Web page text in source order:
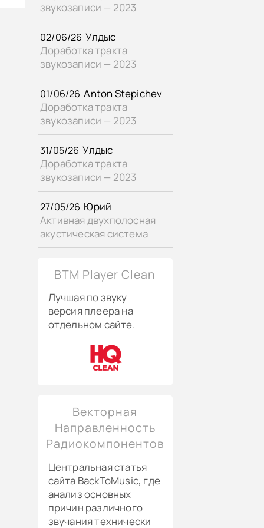
звукозаписи — 2023
02/06/26 Улдыс
Доработка тракта
звукозаписи — 2023
01/06/26 Anton Stepichev
Доработка тракта
звукозаписи — 2023
31/05/26 Улдыс
Доработка тракта
звукозаписи — 2023
27/05/26 Юрий
Активная двухполосная
акустическая система
BTM Player Clean
Лучшая по звуку
версия плеера на
отдельном сайте.
Векторная
Направленность
Радиокомпонентов
Центральная статья
сайта BackToMusic, где
анализ основных
причин различного
звучания технически